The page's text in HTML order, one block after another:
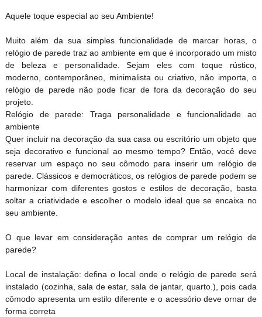
Aquele toque especial ao seu Ambiente!
Muito além da sua simples funcionalidade de marcar horas, o
relógio de parede traz ao ambiente em que é incorporado um misto
de beleza e personalidade. Sejam eles com toque rústico,
moderno, contemporâneo, minimalista ou criativo, não importa, o
relógio de parede não pode ficar de fora da decoração do seu
projeto.
Relógio de parede: Traga personalidade e funcionalidade ao
ambiente
Quer incluir na decoração da sua casa ou escritório um objeto que
seja decorativo e funcional ao mesmo tempo? Então, você deve
reservar um espaço no seu cômodo para inserir um relógio de
parede. Clássicos e democráticos, os relógios de parede podem se
harmonizar com diferentes gostos e estilos de decoração, basta
soltar a criatividade e escolher o modelo ideal que se encaixa no
seu ambiente.
O que levar em consideração antes de comprar um relógio de
parede?
Local de instalação: defina o local onde o relógio de parede será
instalado (cozinha, sala de estar, sala de jantar, quarto.), pois cada
cômodo apresenta um estilo diferente e o acessório deve ornar de
forma correta